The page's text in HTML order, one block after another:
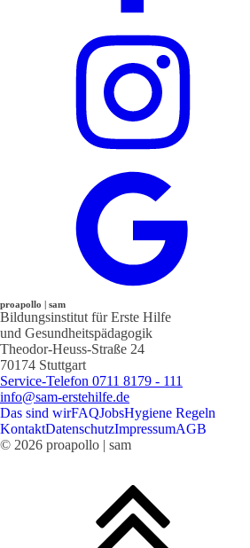
proapollo | sam
Bildungsinstitut für Erste Hilfe
und Gesundheitspädagogik
Theodor-Heuss-Straße 24
70174 Stuttgart
Service-Telefon 0711 8179 - 111
info@sam-erstehilfe.de
Das sind wirFAQJobsHygiene Regeln
KontaktDatenschutzImpressumAGB
© 2026 proapollo | sam